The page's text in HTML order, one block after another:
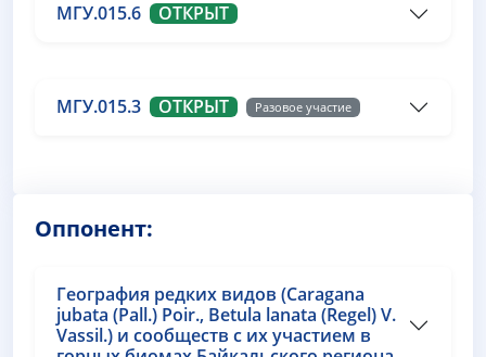
МГУ.015.6 ОТКРЫТ
МГУ.015.3 ОТКРЫТ Разовое участие
Оппонент:
География редких видов (Caragana
jubata (Pall.) Poir., Betula lanata (Regel) V.
Vassil.) и сообществ с их участием в